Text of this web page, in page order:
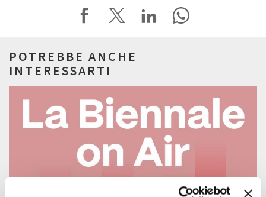
POTREBBE ANCHE
INTERESSARTI